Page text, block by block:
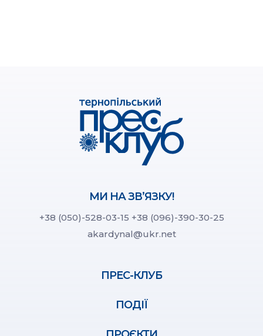
МИ НА ЗВ’ЯЗКУ!
+38 (050)-528-03-15 +38 (096)-390-30-25
akardynal@ukr.net
ПРЕС-КЛУБ
ПОДІЇ